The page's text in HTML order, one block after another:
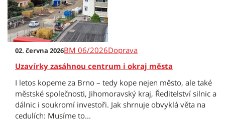
02. června 2026BM 06/2026Doprava
Uzavírky zasáhnou centrum i okraj města
I letos kopeme za Brno – tedy kope nejen město, ale také
městské společnosti, Jihomoravský kraj, Ředitelství silnic a
dálnic i soukromí investoři. Jak shrnuje obvyklá věta na
cedulích: Musíme to...